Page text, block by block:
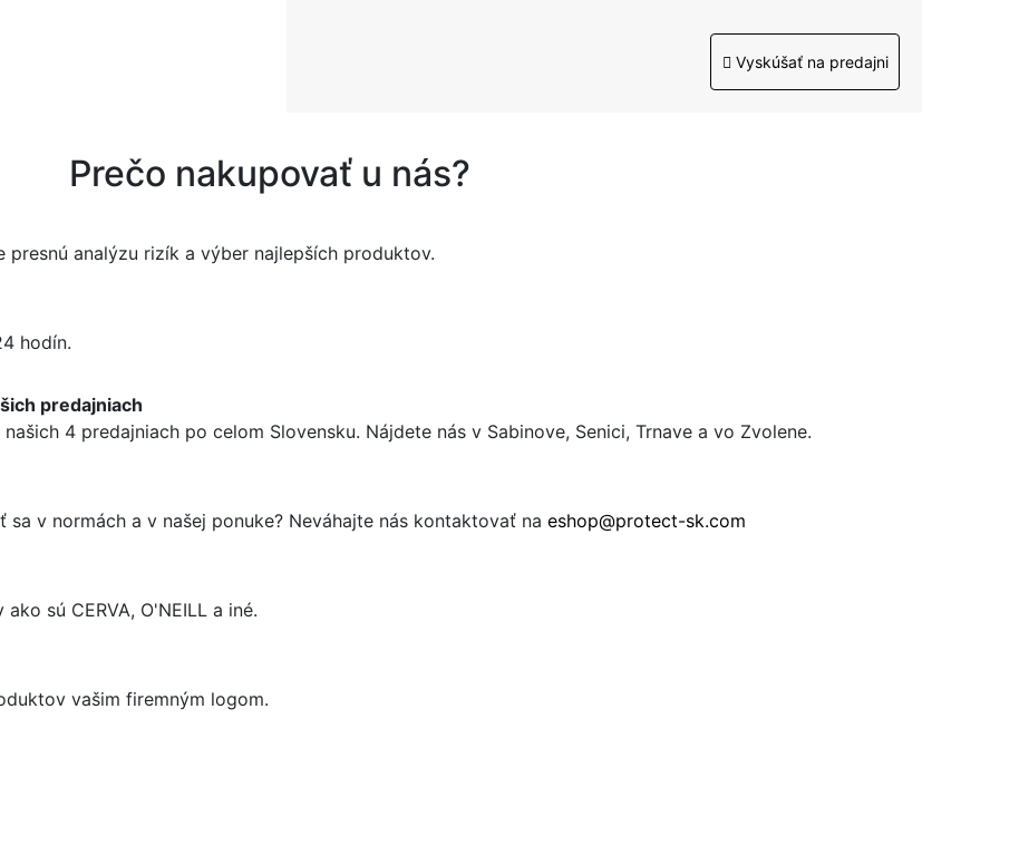
Vyskúšať na predajni
Prečo nakupovať u nás?
analýzu rizík a výber najlepších produktov.
hodín.
predajniach
4 predajniach po celom Slovensku. Nájdete nás v Sabinove, Senici, Trnave a vo Zvolene.
v normách a v našej ponuke? Neváhajte nás kontaktovať na eshop@protect-sk.com
sú CERVA, O'NEILL a iné.
vašim firemným logom.